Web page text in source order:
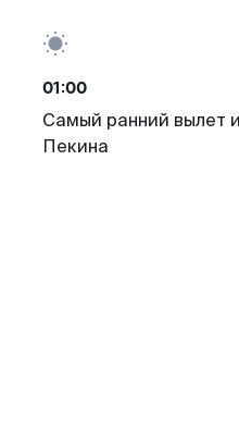
01:00
Самый ранний вылет
Пекина